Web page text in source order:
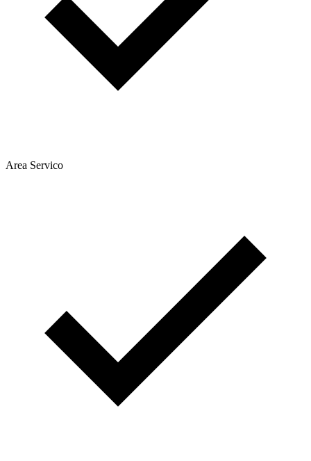
Area Servico